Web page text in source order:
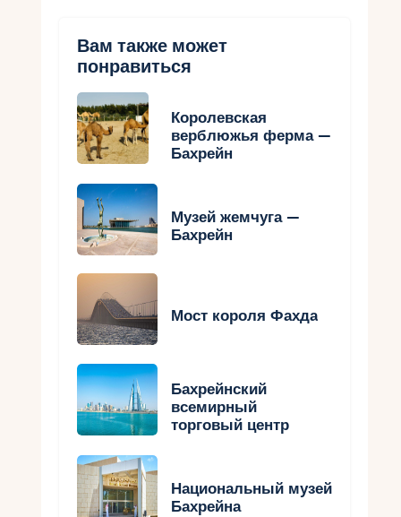
Вам также может
понравиться
Королевская
верблюжья ферма —
Бахрейн
Музей жемчуга —
Бахрейн
Мост короля Фахда
Бахрейнский
всемирный
торговый центр
Национальный музей
Бахрейна